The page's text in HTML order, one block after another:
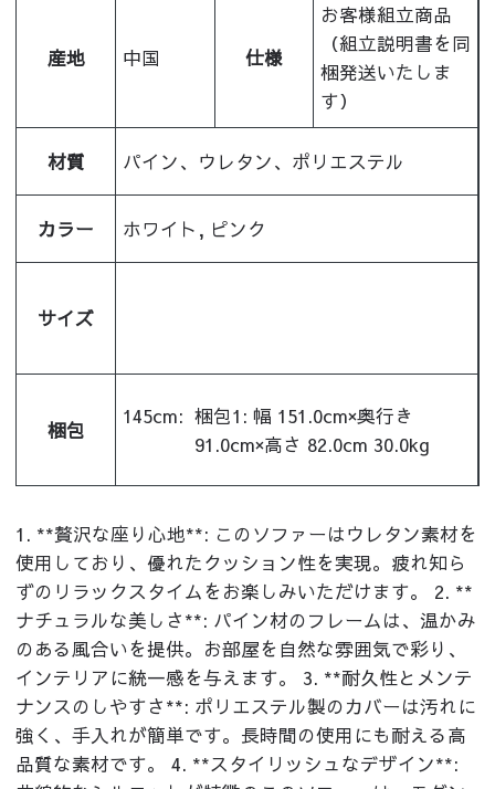
産地 中国 仕様
お客様組立商品
（組立説明書を同
梱発送いたしま
す）
材質 パイン、ウレタン、ポリエステル
カラー ホワイト, ピンク
サイズ
梱包
145cm: 梱包1: 幅 151.0cm×奥行き
91.0cm×高さ 82.0cm 30.0kg
1. **贅沢な座り心地**: このソファーはウレタン素材を
使用しており、優れたクッション性を実現。疲れ知ら
ずのリラックスタイムをお楽しみいただけます。 2. **
ナチュラルな美しさ**: パイン材のフレームは、温かみ
のある風合いを提供。お部屋を自然な雰囲気で彩り、
インテリアに統一感を与えます。 3. **耐久性とメンテ
ナンスのしやすさ**: ポリエステル製のカバーは汚れに
強く、手入れが簡単です。長時間の使用にも耐える高
品質な素材です。 4. **スタイリッシュなデザイン**: